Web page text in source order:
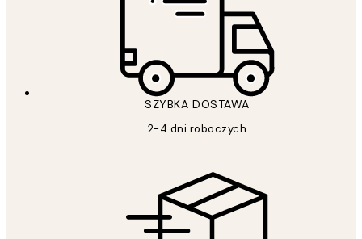
SZYBKA DOSTAWA
2-4 dni roboczych